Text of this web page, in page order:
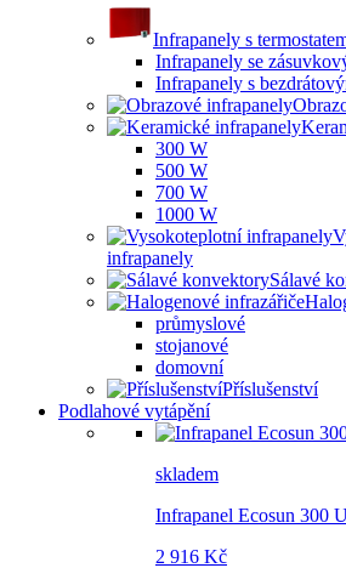
Infrapanely s
Infrapanely se
Infrapanely s
300 W
500 W
700 W
1000 W
infrapanely
Sálavé
průmyslové
stojanové
domovní
Příslušenství
Podlahové vytápění
skladem
Infrapanel Ecosun 300
2 916 Kč